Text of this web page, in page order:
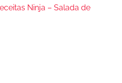
Ninja – Salada de